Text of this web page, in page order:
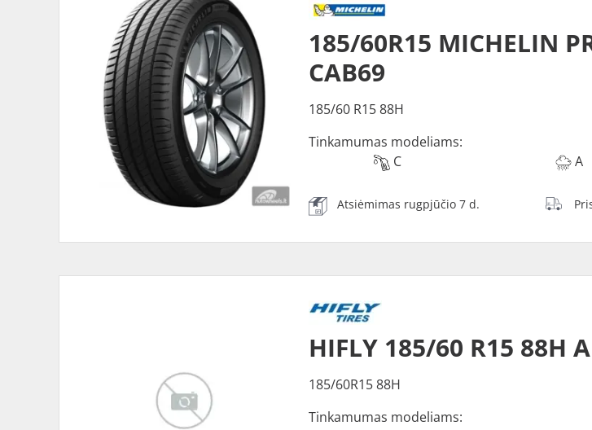
185/60R15 MICHELIN
CAB69
185/60 R15 88H
Tinkamumas modeliams:
C
A
Atsiėmimas rugpjūčio 7 d.
HIFLY 185/60 R15 88H
185/60R15 88H
Tinkamumas modeliams: